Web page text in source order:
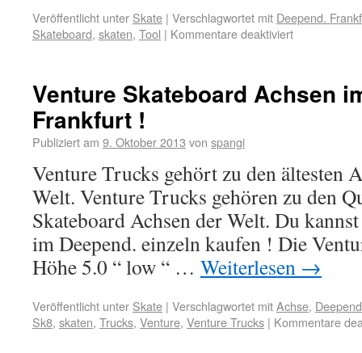
Veröffentlicht unter Skate | Verschlagwortet mit Deepend.
Skateboard, skaten, Tool | Kommentare deaktiviert
Venture Skateboard Achsen
Frankfurt !
Publiziert am 9. Oktober 2013 von spangi
Venture Trucks gehört zu den ältesten
Welt. Venture Trucks gehören zu den
Skateboard Achsen der Welt. Du
im Deepend. einzeln kaufen ! Die
Höhe 5.0 “ low “ … Weiterlesen →
Veröffentlicht unter Skate | Verschlagwortet mitAchse,
Sk8, skaten, Trucks, Venture, Venture Trucks | Kommentare